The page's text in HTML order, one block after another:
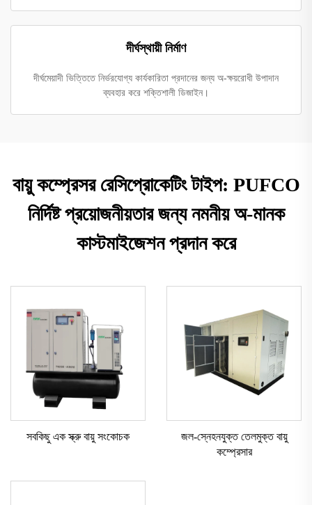
দীর্ঘস্থায়ী নির্মাণ
দীর্ঘমেয়াদী ভিত্তিতে নির্ভরযোগ্য কার্যকারিতা প্রদানের জন্য অ-ক্ষয়রোধী উপাদান
ব্যবহার করে শক্তিশালী ডিজাইন।
বায়ু কম্প্রেসর রেসিপ্রোকেটিং টাইপ: PUFCO
নির্দিষ্ট প্রয়োজনীয়তার জন্য নমনীয় অ-মানক
কাস্টমাইজেশন প্রদান করে
সবকিছু এক স্ক্রু বায়ু সংকোচক
জল-স্নেহনযুক্ত তেলমুক্ত বায়ু
কম্প্রেসার